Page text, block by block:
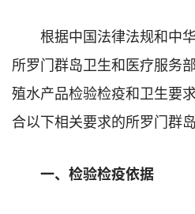
根据中国法律法规和中
所罗门群岛卫生和医疗服务
殖水产品检验检疫和卫生要
合以下相关要求的所罗门群
一、检验检疫依据